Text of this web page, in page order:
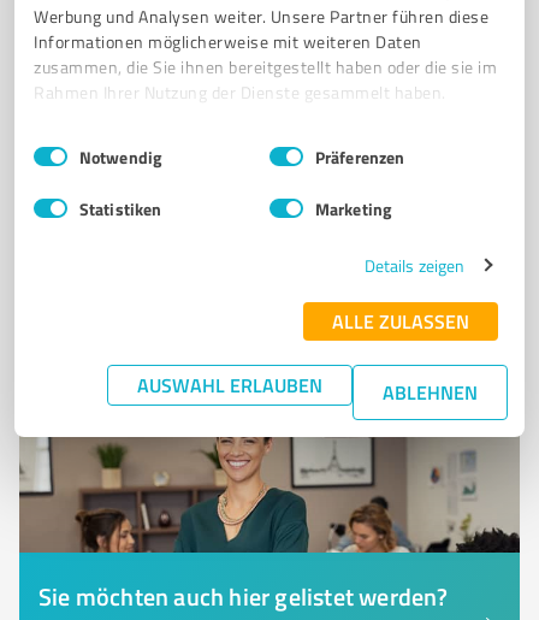
Werbung und Analysen weiter. Unsere Partner führen diese
Informationen möglicherweise mit weiteren Daten
zusammen, die Sie ihnen bereitgestellt haben oder die sie im
Rahmen Ihrer Nutzung der Dienste gesammelt haben.
Impressum Datenschutzbestimmungen
Einwilligungsauswahl
Notwendig Präferenzen
Statistiken Marketing
Details zeigen
ALLE ZULASSEN
AUSWAHL ERLAUBEN ABLEHNEN
VERSICHERUNGEN KUNDENEMPFEHLUNGEN
SOZIALE VERANTWORTUNG KOMPETENZZENTREN
STAATLICHE FÖRDERPROGRAMME LANGFRISTIGE FINANZZIELE
Tel. 07527 9220
info@weingarten.ihk.de
www.ivp-kapital-ag.com/
Sie möchten auch hier gelistet werden?